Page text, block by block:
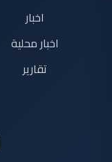
اخبار
اخبار محلية
تقارير